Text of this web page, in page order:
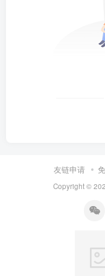
友链申请
Copyright ©